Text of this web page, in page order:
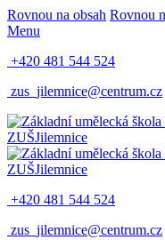
Rovnou na obsah Rovnou
Menu
+420 481 544 524
zus_jilemnice@centrum.cz
ZUŠJilemnice
ZUŠJilemnice
+420 481 544 524
zus_jilemnice@centrum.cz